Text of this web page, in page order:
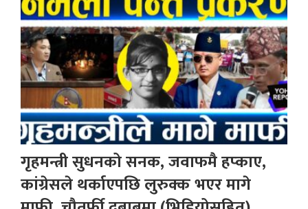
गृहमन्त्री सुधनको सनक, जवाफमै हप्काए,
कांग्रेसले थर्काएपछि लुरुक्क भएर मागे